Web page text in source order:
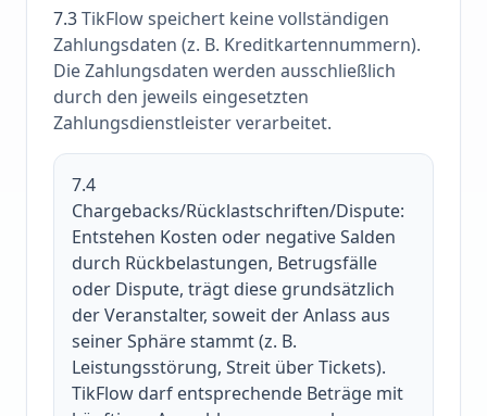
7.3TikFlow speichert keine vollständigen
Zahlungsdaten (z. B. Kreditkartennummern).
Die Zahlungsdaten werden ausschließlich
durch den jeweils eingesetzten
Zahlungsdienstleister verarbeitet.
7.4
Chargebacks/Rücklastschriften/Dispute:
Entstehen Kosten oder negative Salden
durch Rückbelastungen, Betrugsfälle
oder Dispute, trägt diese grundsätzlich
der Veranstalter, soweit der Anlass aus
seiner Sphäre stammt (z. B.
Leistungsstörung, Streit über Tickets).
TikFlow darf entsprechende Beträge mit